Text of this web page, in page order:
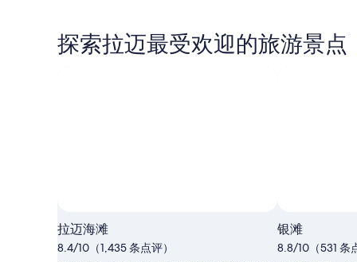
探索拉迈最受欢迎的旅游景点
拉迈海滩
8.4/10（1,435 条点评）
银滩
8.8/10（531 条